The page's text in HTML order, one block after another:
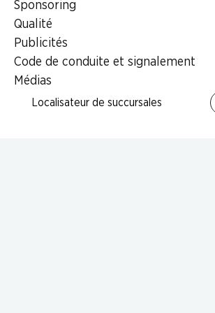
Sponsoring
Qualité
Publicités
Code de conduite et signalement
Médias
Localisateur de succursales